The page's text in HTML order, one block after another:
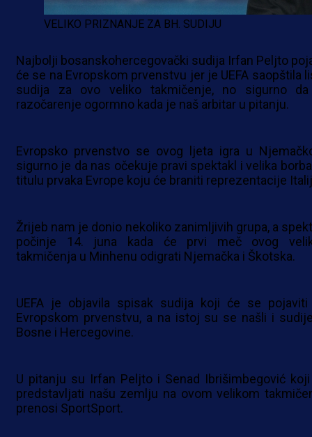
VELIKO PRIZNANJE ZA BH. SUDIJU
Najbolji bosanskohercegovački sudija Irfan Peljto
će se na Evropskom prvenstvu jer je UEFA saopštila
sudija za ovo veliko takmičenje, no sigurno
razočarenje ogormno kada je naš arbitar u pitanju.
Evropsko prvenstvo se ovog ljeta igra u
sigurno je da nas očekuje pravi spektakl i velika
titulu prvaka Evrope koju će braniti reprezentacije
Žrijeb nam je donio nekoliko zanimljivih grupa, a
počinje 14. juna kada će prvi meč ovog
takmičenja u Minhenu odigrati Njemačka i Škotska.
UEFA je objavila spisak sudija koji će se pojaviti
Evropskom prvenstvu, a na istoj su se našli i
Bosne i Hercegovine.
U pitanju su Irfan Peljto i Senad Ibrišimbegović
predstavljati našu zemlju na ovom velikom
prenosi SportSport.